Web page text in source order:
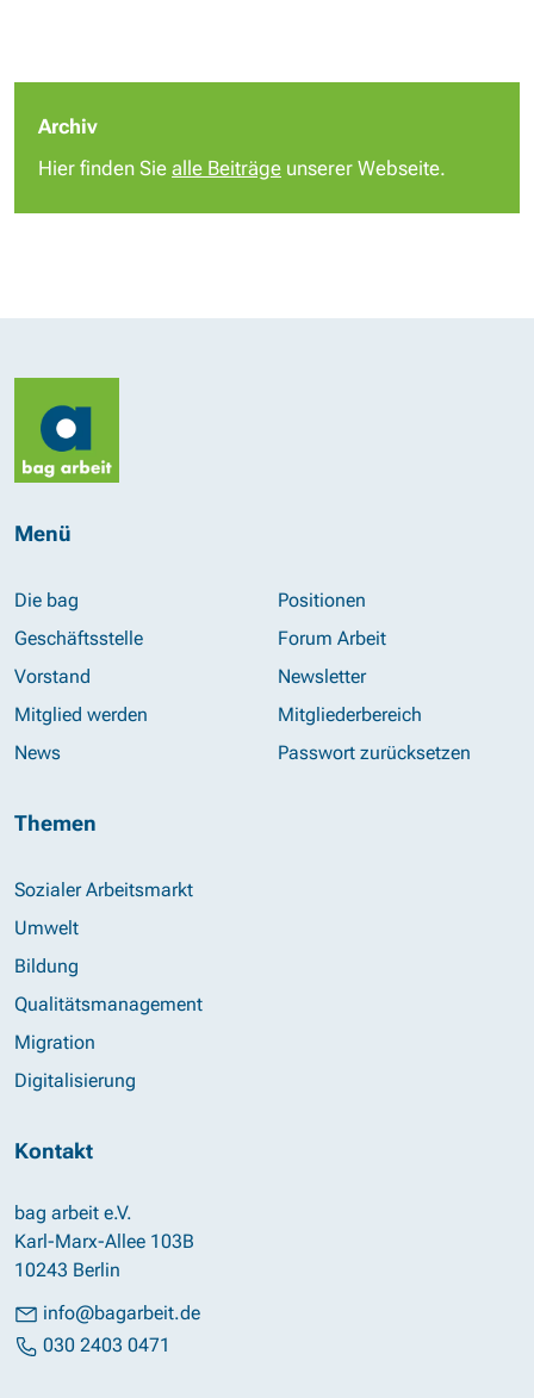
Archiv
Hier finden Sie alle Beiträge unserer Webseite.
Menü
Die bag
Geschäftsstelle
Vorstand
Mitglied werden
News
Positionen
Forum Arbeit
Newsletter
Mitgliederbereich
Passwort zurücksetzen
Themen
Sozialer Arbeitsmarkt
Umwelt
Bildung
Qualitätsmanagement
Migration
Digitalisierung
Kontakt
bag arbeit e.V.
Karl-Marx-Allee 103B
10243 Berlin
info@bagarbeit.de
030 2403 0471